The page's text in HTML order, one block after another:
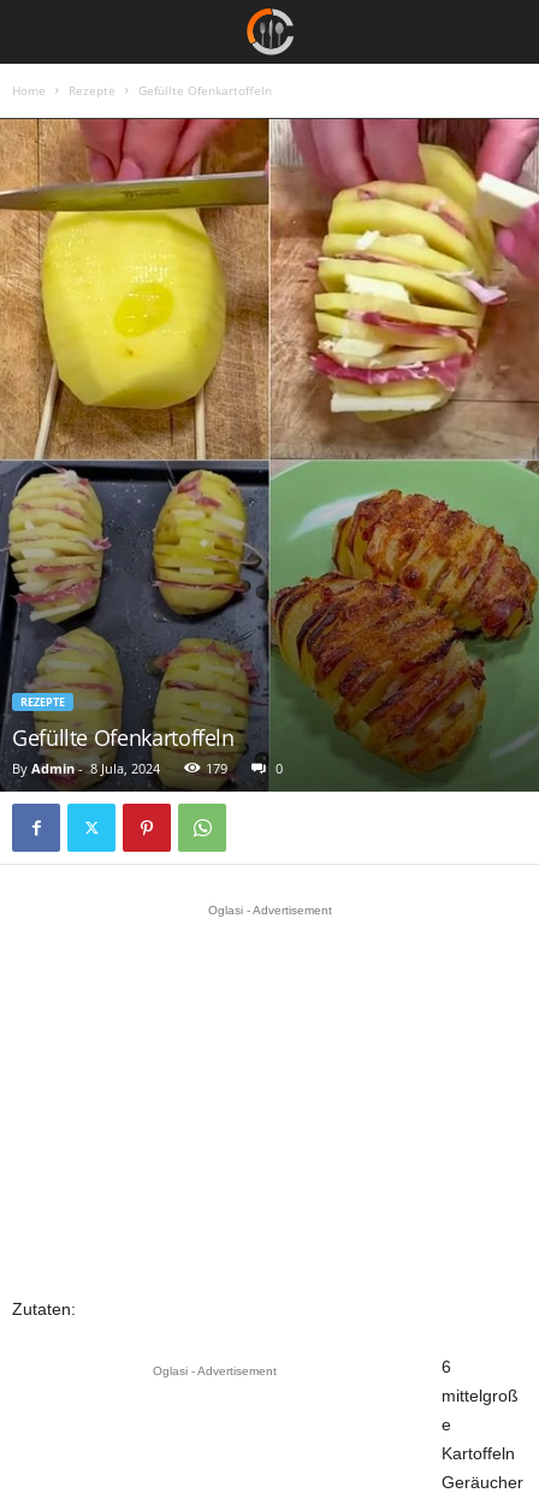
Home Rezepte Gefüllte Ofenkartoffeln
REZEPTE
Gefüllte Ofenkartoffeln
By Admin- 8 Jula, 2024 179 0
Oglasi - Advertisement
Zutaten:
Oglasi - Advertisement
6
mittelgroß
e
Kartoffeln
Geräucher